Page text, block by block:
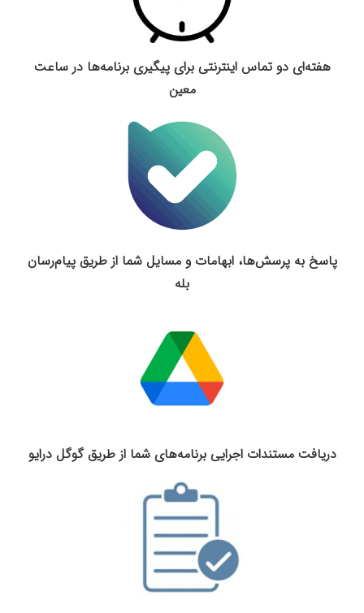
هفته‌ای دو تماس اینترنتی برای پیگیری برنامه‌ها در ساعت
معین
پاسخ به پرسش‌‌ها، ابهامات و مسایل شما از طریق پیام‌رسان
بله
دریافت مستندات اجرایی برنامه‌های شما از طریق گوگل درایو